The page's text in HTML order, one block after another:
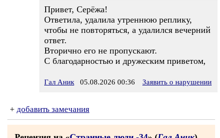
Привет, Серёжа!
Ответила, удалила утреннюю реплику,
чтобы не повторяться, а удалился вечерний
ответ.
Вторично его не пропускают.
С благодарностью и дружеским приветом,
Гал Аник 05.08.2026 00:36 Заявить о нарушении
+ добавить замечания